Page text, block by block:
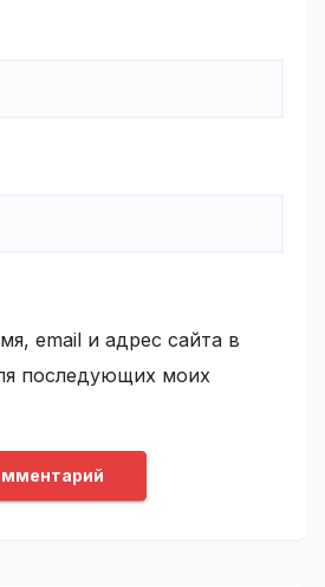
email и адрес сайта в
последующих моих